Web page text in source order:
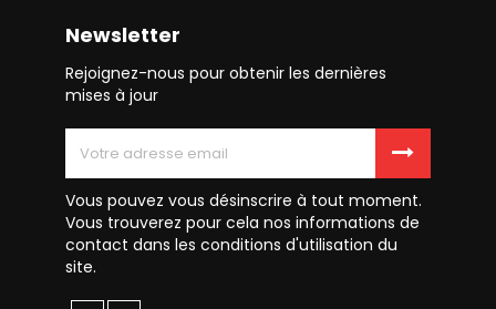
Newsletter
Rejoignez-nous pour obtenir les dernières
mises à jour
Vous pouvez vous désinscrire à tout moment.
Vous trouverez pour cela nos informations de
contact dans les conditions d'utilisation du
site.